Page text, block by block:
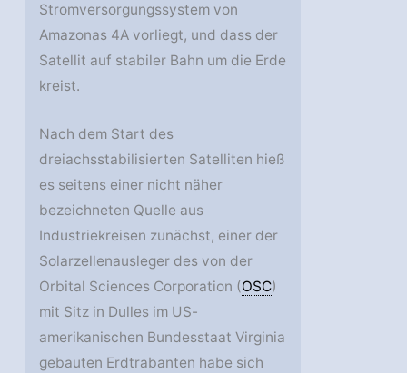
Stromversorgungssystem von
Amazonas 4A vorliegt, und dass der
Satellit auf stabiler Bahn um die Erde
kreist.
Nach dem Start des
dreiachsstabilisierten Satelliten hieß
es seitens einer nicht näher
bezeichneten Quelle aus
Industriekreisen zunächst, einer der
Solarzellenausleger des von der
Orbital Sciences Corporation (OSC)
mit Sitz in Dulles im US-
amerikanischen Bundesstaat Virginia
gebauten Erdtrabanten habe sich